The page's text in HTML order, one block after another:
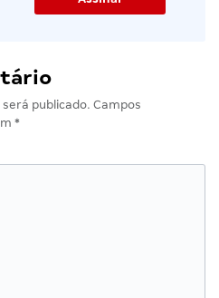
publicado. Campos
*